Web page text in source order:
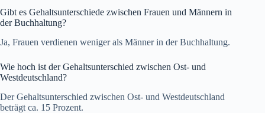
Gibt es Gehaltsunterschiede zwischen Frauen und Männern in
der Buchhaltung?
Ja, Frauen verdienen weniger als Männer in der Buchhaltung.
Wie hoch ist der Gehaltsunterschied zwischen Ost- und
Westdeutschland?
Der Gehaltsunterschied zwischen Ost- und Westdeutschland
beträgt ca. 15 Prozent.